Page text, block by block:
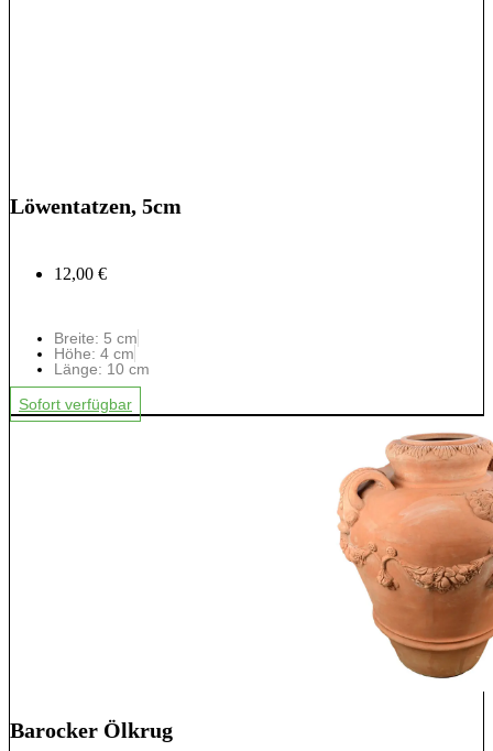
Löwentatzen, 5cm
12,00 €
Breite: 5 cm
Höhe: 4 cm
Länge: 10 cm
Sofort verfügbar
Barocker Ölkrug